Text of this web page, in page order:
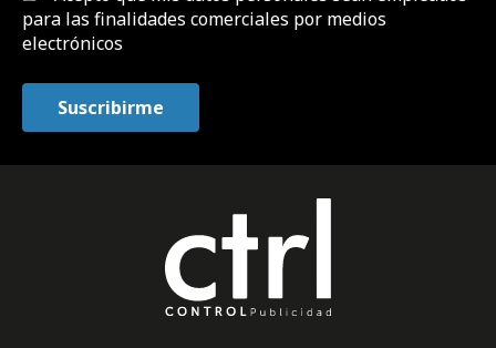
para las finalidades comerciales por medios
electrónicos